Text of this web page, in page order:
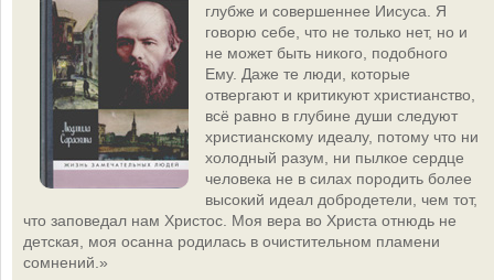
глубже и совершеннее Иисуса. Я
говорю себе, что не только нет, но и
не может быть никого, подобного
Ему. Даже те люди, которые
отвергают и критикуют христианство,
всё равно в глубине души следуют
христианскому идеалу, потому что ни
холодный разум, ни пылкое сердце
человека не в силах породить более
высокий идеал добродетели, чем тот,
что заповедал нам Христос. Моя вера во Христа отнюдь не
детская, моя осанна родилась в очистительном пламени
сомнений.»